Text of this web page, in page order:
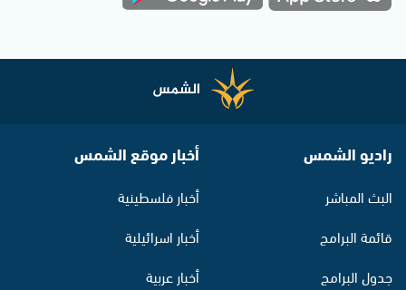
راديو الشمس
البث المباشر
قائمة البرامج
جدول البرامج
أخبار موقع الشمس
أخبار فلسطينية
أخبار اسرائيلية
أخبار عربية